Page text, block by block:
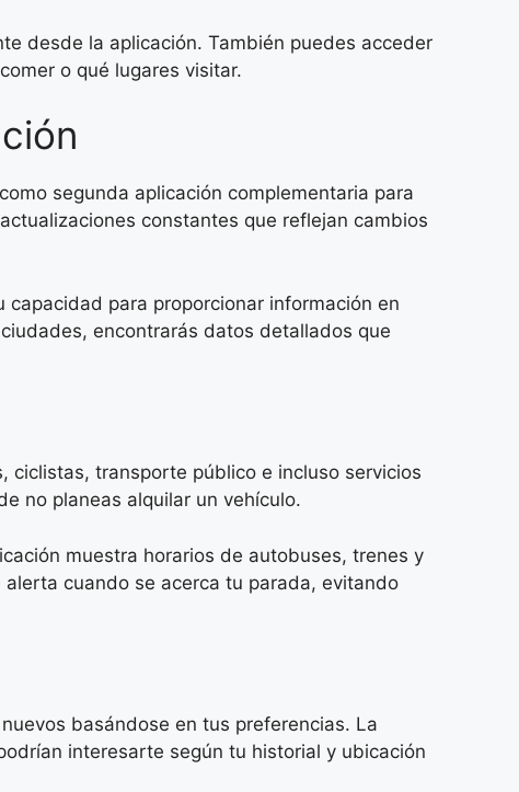
desde la aplicación. También puedes acceder
o qué lugares visitar.
segunda aplicación complementaria para
constantes que reflejan cambios
para proporcionar información en
encontrarás datos detallados que
ciclistas, transporte público e incluso servicios
no planeas alquilar un vehículo.
muestra horarios de autobuses, trenes y
cuando se acerca tu parada, evitando
basándose en tus preferencias. La
interesarte según tu historial y ubicación